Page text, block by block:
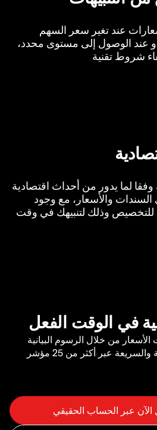
عند تغير سعر السهم
عند الوصول إلى مستوى محدد،
شروط تقنية
لما يدور من أحداث اقتصادية
والأسعار، مع وجود
للتخصيص وذلك لتنبيهك في وقت
في الوقت الفعل
الأسعار من خلال الرسوم البيانية